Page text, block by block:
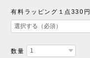
有料ラッピング１点330円
数量